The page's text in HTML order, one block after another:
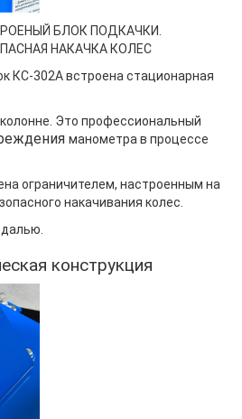
БЛОК ПОДКАЧКИ.
НАКАЧКА КОЛЕС
КС-302А встроена стационарная
Это профессиональный
манометра в процессе
ограничителем, настроенным на
накачивания колес.
ью.
конструкция